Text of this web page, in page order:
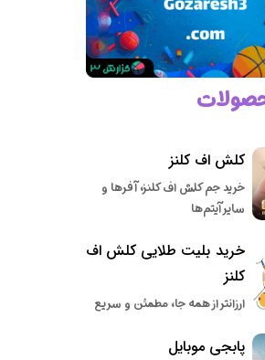
کلش اف کلنز
خرید جم کلش اف کلنز، آفرها و
سایر آیتم‌ها
خرید بلیت طلایی کلش اف
کلنز
ارزانتر از همه جا، مطمئن و سریع
پابجی موبایل